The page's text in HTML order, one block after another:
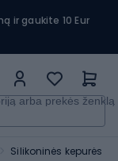
ir gaukite 10 Eur
arba prekės ženklą
Silikoninės kepurės